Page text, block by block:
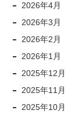
2026年4月
2026年3月
2026年2月
2026年1月
2025年12月
2025年11月
2025年10月